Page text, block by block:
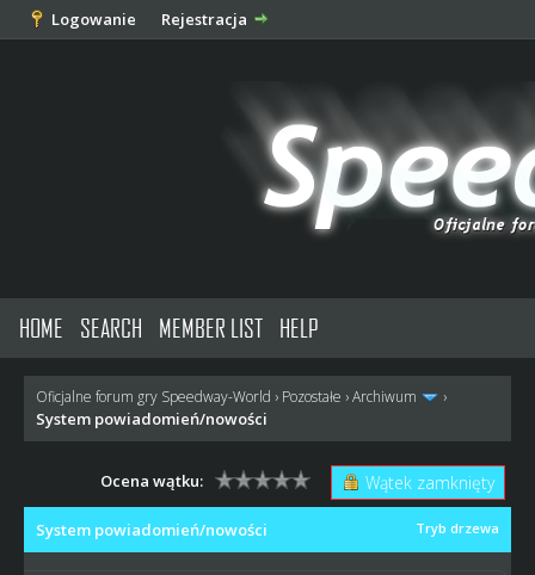
Logowanie Rejestracja
HOME SEARCH MEMBER LIST HELP
Oficjalne forum gry Speedway-World › Pozostałe ›Archiwum ›
System powiadomień/nowości
Wątek zamknięty
Ocena wątku:
Tryb drzewa
System powiadomień/nowości